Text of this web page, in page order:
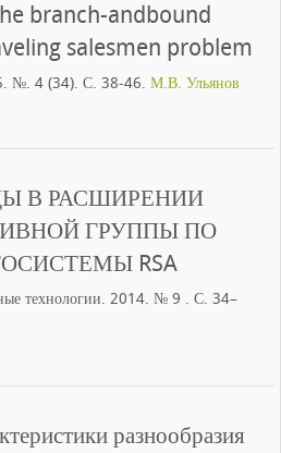
branch-andbound
salesmen problem
№. 4 (34). С. 38-46. М.В. Ульянов
В РАСШИРЕНИИ
ГРУППЫ ПО
RSA
технологии. 2014. № 9 . С. 34–
разнообразия